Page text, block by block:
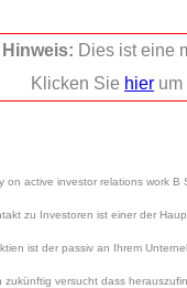
on active investor relations work
zu Investoren ist einer der
ist der passiv an Ihrem
zukünftig versucht dass
Hinweis: Dies ist eine
Klicken Sie hier um